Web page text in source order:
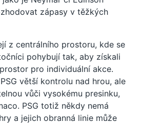
zápasy v těžkých
z centrálního prostoru, kde se
pohybují tak, aby získali
pro individuální akce.
větší kontrolu nad hrou, ale
vůči vysokému presinku,
PSG totiž někdy nemá
a jejich obranná linie může